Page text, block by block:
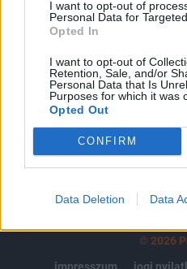
I want to opt-out of
Personal Data for
Opted In
I want to opt-out of
Retention, Sale, and/or
Personal Data that Is
Purposes for which it was
Opted Out
CONFIRM
Data Deletion Data
kötéslistái
MÁR ELŐFIZETŐNK VAGY?
© 2026
impresszum
jogi